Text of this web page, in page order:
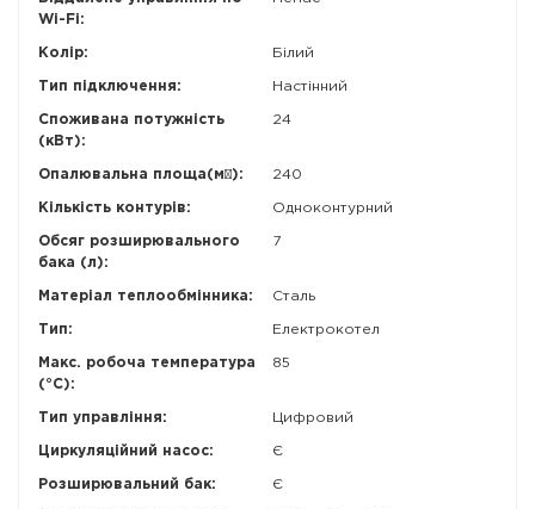
Wi-Fi:
Колір: Білий
Тип підключення: Настінний
Споживана потужність
(кВт):
24
Опалювальна площа(м²): 240
Кількість контурів: Одноконтурний
Обсяг розширювального
бака (л):
7
Матеріал теплообмінника: Сталь
Тип: Електрокотел
Макс. робоча температура
(°C):
85
Тип управління: Цифровий
Циркуляційний насос: Є
Розширювальний бак: Є